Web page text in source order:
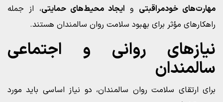
مهارت‌های خودمراقبتی و ایجاد محیط‌های حمایتی، از جمله
راهکارهای مؤثر برای بهبود سلامت روان سالمندان هستند.
نیازهای روانی و اجتماعی
سالمندان
برای ارتقای سلامت روان سالمندان، دو نیاز اساسی باید مورد